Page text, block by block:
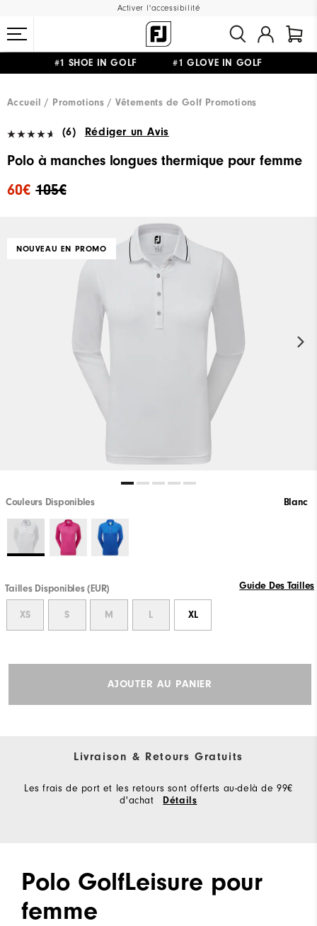
Activer l'accessibilité
#1 SHOE IN GOLF #1 GLOVE IN GOLF
Accueil
Promotions Vêtements de Golf Promotions
(6) Rédiger un Avis
Polo à manches longues thermique pour femme
105€
60€
NOUVEAU EN PROMO
Couleurs Disponibles Blanc
Tailles Disponibles (EUR) Guide Des Tailles
XS S M L XL
AJOUTER AU PANIER
Livraison & Retours Gratuits
Les frais de port et les retours sont offerts au-delà de 99€
d'achat
Détails
Polo GolfLeisure pour
femme